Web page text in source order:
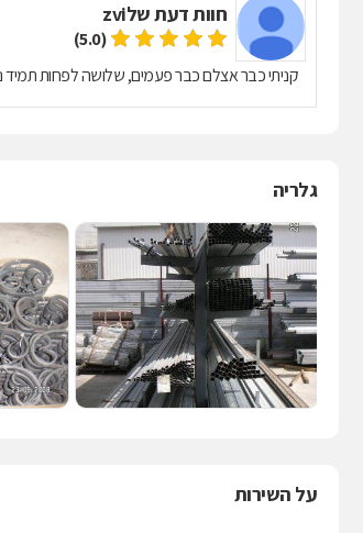
חוות דעת שלzvi
(5.0)
קניתי כבר אצלם כבר פעמים, שלושה לפחות תמיד
גלריה
על השירות